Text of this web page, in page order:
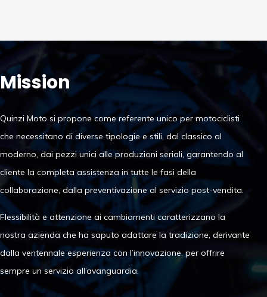
Mission
Quinzi Moto si propone come referente unico per motociclisti
che necessitano di diverse tipologie e stili, dal classico al
moderno, dai pezzi unici alle produzioni seriali, garantendo al
cliente la completa assistenza in tutte le fasi della
collaborazione, dalla preventivazione al servizio post-vendita.
Flessibilità e attenzione ai cambiamenti caratterizzano la
nostra azienda che ha saputo adattare la tradizione, derivante
dalla ventennale esperienza con l’innovazione, per offrire
sempre un servizio all’avanguardia.